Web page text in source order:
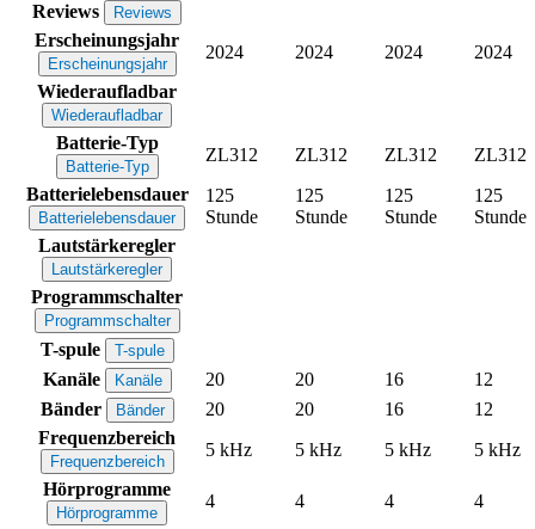
Reviews
Reviews
Erscheinungsjahr
Erscheinungsjahr
2024 2024 2024
2024
Wiederaufladbar
Wiederaufladbar
Batterie-Typ
Batterie-Typ
ZL312 ZL312 ZL312
ZL312
Batterielebensdauer
Batterielebensdauer
125
Stunde
125
Stunde
125
Stunde
125
Stunde
Lautstärkeregler
Lautstärkeregler
Programmschalter
Programmschalter
T-spule T-spule
Kanäle Kanäle 20 20 16
12
Bänder
Bänder 20 20 16
12
Frequenzbereich
Frequenzbereich
5 kHz 5 kHz 5 kHz
5 kHz
Hörprogramme
Hörprogramme
4 4 4
4